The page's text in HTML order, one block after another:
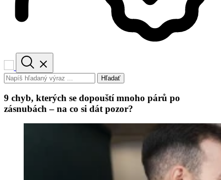
Hľadať
9 chyb, kterých se dopouští mnoho párů po
zásnubách – na co si dát pozor?